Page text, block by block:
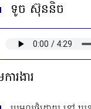
ទូច ស៊ុននិច
ារងារ